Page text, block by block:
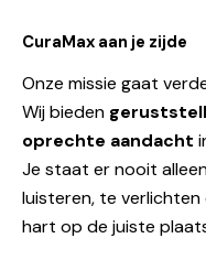
CuraMax aan je zijde
Onze missie gaat
Wij bieden
oprechte aandacht
Je staat er nooit
luisteren, te
hart op de juiste